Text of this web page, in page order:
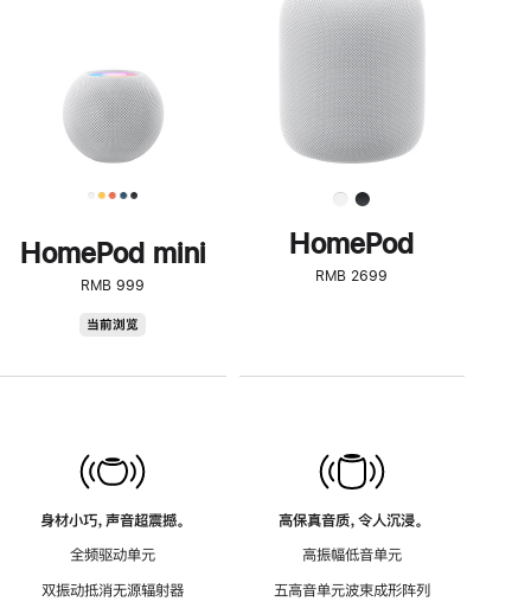
HomePod mini
RMB 999
当前浏览
身材小巧，声音超震撼。
全频驱动单元
双振动抵消无源辐射器
了
解
HomePod<
HomePod
RMB 2699
高保真音质，令人沉浸。
高振幅低音单元
五高音单元波束成形阵列